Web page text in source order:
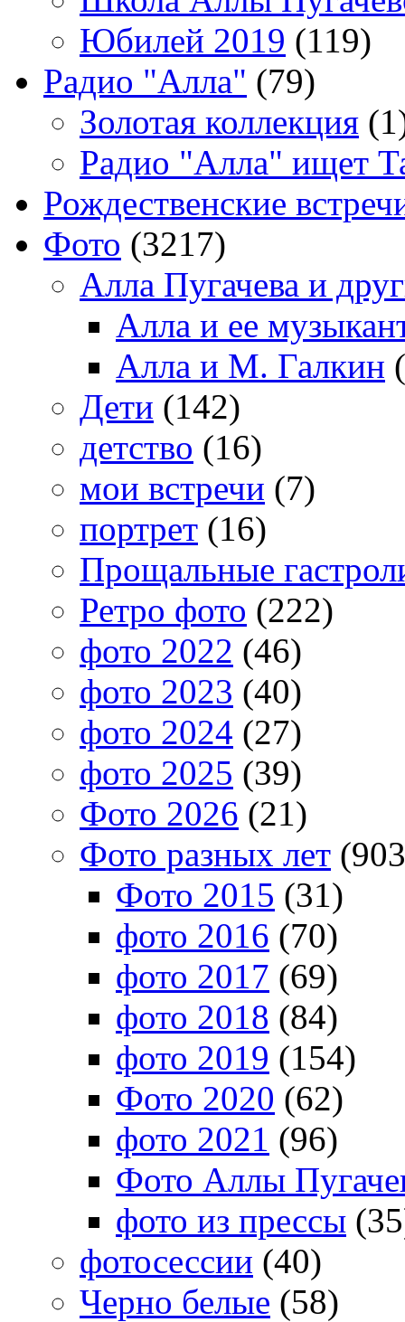
Юбилей 2019 (119)
Радио "Алла" (79)
Золотая коллекция
Радио "Алла" ищет
Рождественские
Фото (3217)
Алла Пугачева и
Алла и ее
Алла и М. Галкин
Дети (142)
детство (16)
мои встречи (7)
портрет (16)
Прощальные
Ретро фото (222)
фото 2022 (46)
фото 2023 (40)
фото 2024 (27)
фото 2025 (39)
Фото 2026 (21)
Фото разных лет
Фото 2015 (31)
фото 2016 (70)
фото 2017 (69)
фото 2018 (84)
фото 2019 (154)
Фото 2020 (62)
фото 2021 (96)
Фото Аллы
фото из прессы
фотосессии (40)
Черно белые (58)